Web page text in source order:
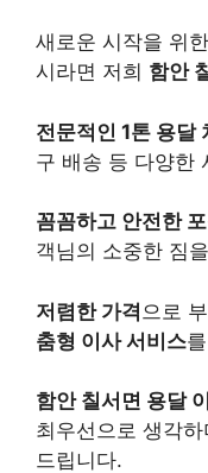
새로운 시작을 위
시라면 저희 함안
전문적인 1톤 용달
구 배송 등 다양한
꼼꼼하고 안전한
객님의 소중한 짐
저렴한 가격 으로
춤형 이사 서비스
함안 칠서면 용달
최우선으로 생각하
드립니다.